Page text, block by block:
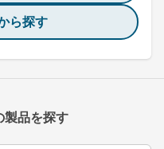
ら探す
製品を探す